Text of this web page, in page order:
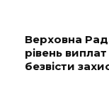
Верховна
рівень
безвісти